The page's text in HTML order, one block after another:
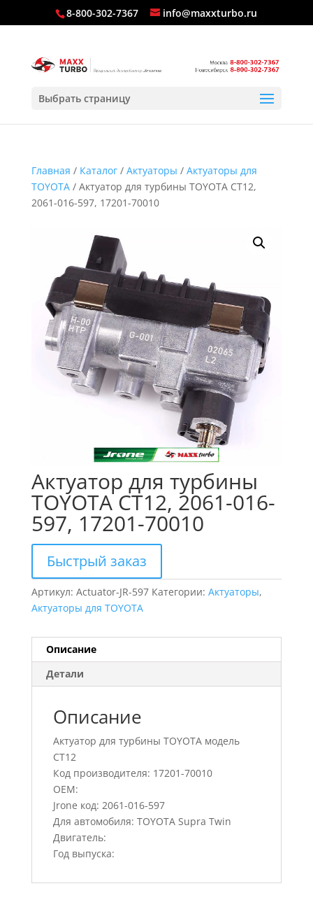
8-800-302-7367 info@maxxturbo.ru
Выбрать страницу
Главная / Каталог/ Актуаторы / Актуаторы для
TOYOTA/ Актуатор для турбины TOYOTA CT12,
2061-016-597, 17201-70010
Актуатор для турбины
TOYOTA CT12, 2061-016-
597, 17201-70010
Быстрый заказ
Артикул: Actuator-JR-597 Категории: Актуаторы,
Актуаторы для TOYOTA
Описание
Детали
Описание
Актуатор для турбины TOYOTA модель
CT12
Код производителя: 17201-70010
OEM:
Jrone код: 2061-016-597
Для автомобиля: TOYOTA Supra Twin
Двигатель:
Год выпуска: